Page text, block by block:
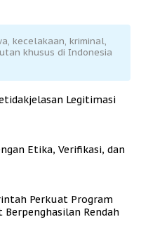
kecelakaan, kriminal,
khusus di Indonesia
Legitimasi
Etika, Verifikasi, dan
Perkuat Program
Rendah